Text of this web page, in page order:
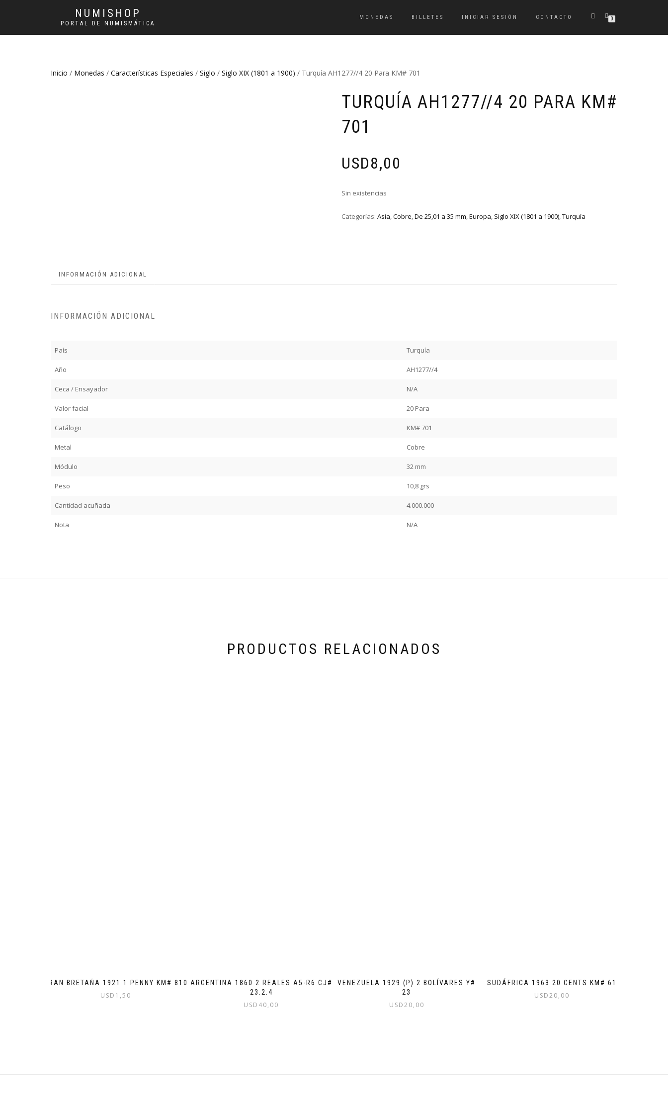
NUMISHOP
PORTAL DE NUMISMÁTICA
MONEDAS BILLETES INICIAR SESIÓN CONTACTO 0
Inicio / Monedas / Características Especiales / Siglo / Siglo XIX (1801 a 1900) / Turquía AH1277//4 20 Para KM# 701
TURQUÍA AH1277//4 20 PARA KM#
701
USD8,00
Sin existencias
Categorías: Asia,Cobre,De 25,01 a 35 mm,Europa, Siglo XIX (1801 a 1900),Turquía
INFORMACIÓN ADICIONAL
INFORMACIÓN ADICIONAL
País Turquía
Año AH1277//4
Ceca / Ensayador N/A
Valor facial 20 Para
Catálogo KM# 701
Metal Cobre
Módulo 32 mm
Peso 10,8 grs
Cantidad acuñada 4.000.000
Nota N/A
PRODUCTOS RELACIONADOS
GRAN BRETAÑA 1921 1 PENNY KM# 810
USD 1,50
ARGENTINA 1860 2 REALES A5-R6 CJ#
23.2.4
USD 40,00
VENEZUELA 1929 (P) 2 BOLÍVARES Y#
23
USD20,00
SUDÁFRICA 1963 20 CENTS KM# 61
USD20,00